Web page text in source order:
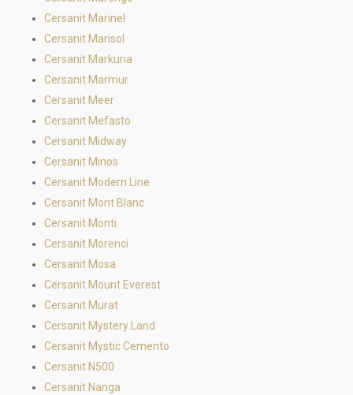
Cersanit Marinel
Cersanit Marisol
Cersanit Markuria
Cersanit Marmur
Cersanit Meer
Cersanit Mefasto
Cersanit Midway
Cersanit Minos
Cersanit Modern Line
Cersanit Mont Blanc
Cersanit Monti
Cersanit Morenci
Cersanit Mosa
Cersanit Mount Everest
Cersanit Murat
Cersanit Mystery Land
Cersanit Mystic Cemento
Cersanit N500
Cersanit Nanga